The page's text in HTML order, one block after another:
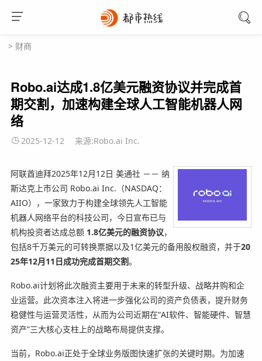
> 财商
Robo.ai达成1.8亿美元融资协议并完成首
期交割，加速构建全球人工智能机器人网
络
2025-12-12 来源:Robo.ai Inc.
阿联酋迪拜2025年12月12日 美通社 －－ 纳
斯达克上市公司 Robo.ai Inc.（NASDAQ：
AIIO），一家致力于构建全球领先人工智能
机器人网络平台的科技公司，今日宣布已与
机构投资者达成总额 1.8亿美元的融资协议，
包括8千万美元的可转换票据以及1亿美元的备用股权融资，并于20
25年12月11日成功完成首期交割。
Robo.ai计划将此次融资主要用于未来的转型升级、战略并购和企
业运营。此次资本注入将进一步强化公司的资产负债表，提升财务
稳健性与运营灵活性，从而为公司近期在“AI软件、智能硬件、智慧
资产”三大核心支柱上的战略布局提供支撑。
当前，Robo.ai正处于全球业务版图快速扩张的关键时期。 为加速